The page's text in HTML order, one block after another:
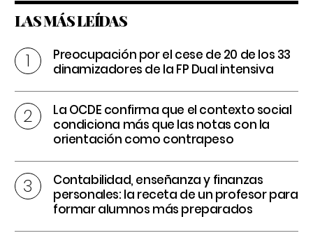
LAS MÁS LEÍDAS
Preocupación por el cese de 20 de los 33
dinamizadores de la FP Dual intensiva
La OCDE confirma que el contexto social
condiciona más que las notas con la
orientación como contrapeso
Contabilidad, enseñanza y finanzas
personales: la receta de un profesor para
formar alumnos más preparados